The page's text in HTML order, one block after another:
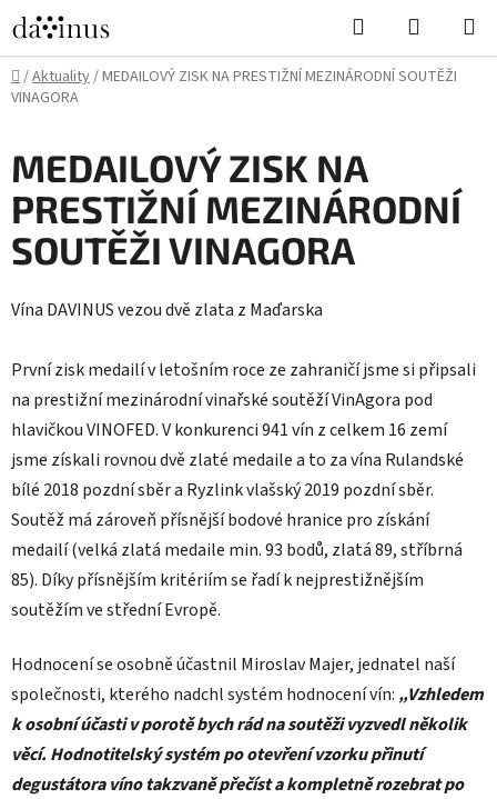
Přejít
na
obsah
Hledat
KOŠÍK
Domů
/Aktuality/MEDAILOVÝ ZISK NA PRESTIŽNÍ MEZINÁRODNÍ SOUTĚŽI
VINAGORA
MEDAILOVÝ ZISK NA
PRESTIŽNÍ MEZINÁRODNÍ
SOUTĚŽI VINAGORA
Vína DAVINUS vezou dvě zlata z Maďarska
První zisk medailí v letošním roce ze zahraničí jsme si připsali
na prestižní mezinárodní vinařské soutěží VinAgora pod
hlavičkou VINOFED. V konkurenci 941 vín z celkem 16 zemí
jsme získali rovnou dvě zlaté medaile a to za vína Rulandské
bílé 2018 pozdní sběr a Ryzlink vlašský 2019 pozdní sběr.
Soutěž má zároveň přísnější bodové hranice pro získání
medailí (velká zlatá medaile min. 93 bodů, zlatá 89, stříbrná
85). Díky přísnějším kritériím se řadí k nejprestižnějším
soutěžím ve střední Evropě.
Hodnocení se osobně účastnil Miroslav Majer, jednatel naší
společnosti, kterého nadchl systém hodnocení vín: „Vzhledem
k osobní účasti v porotě bych rád na soutěži vyzvedl několik
věcí. Hodnotitelský systém po otevření vzorku přinutí
degustátora víno takzvaně přečíst a kompletně rozebrat po